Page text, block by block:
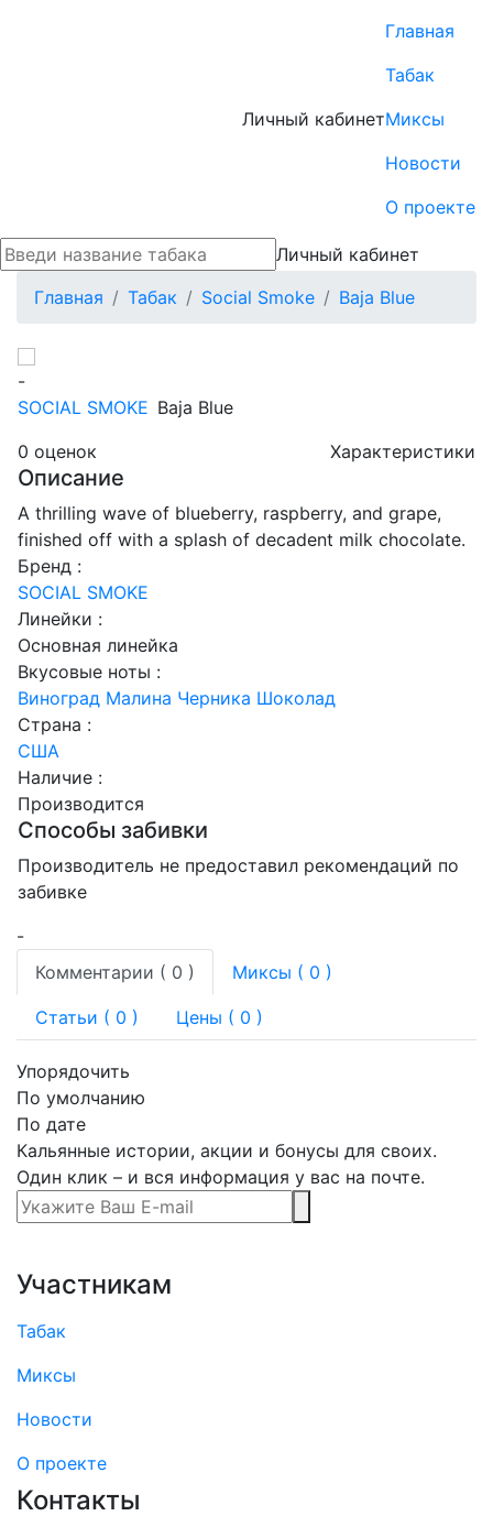
Личный кабинет
Главная
Табак
Миксы
Новости
О проекте
Личный кабинет
Главная
Табак Social Smoke Baja Blue
-
SOCIAL SMOKE Baja Blue
0 оценок Характеристики
Описание
A thrilling wave of blueberry, raspberry, and grape,
finished off with a splash of decadent milk chocolate.
Бренд :
SOCIAL SMOKE
Линейки :
Основная линейка
Вкусовые ноты :
Виноград Малина Черника Шоколад
Страна :
США
Наличие :
Производится
Способы забивки
Производитель не предоставил рекомендаций по
забивке
-
Комментарии ( 0 ) Миксы ( 0 )
Статьи ( 0 ) Цены ( 0 )
Упорядочить
По умолчанию
По дате
Кальянные истории, акции и бонусы для своих.
Один клик – и вся информация у вас на почте.
Участникам
Табак
Миксы
Новости
О проекте
Контакты